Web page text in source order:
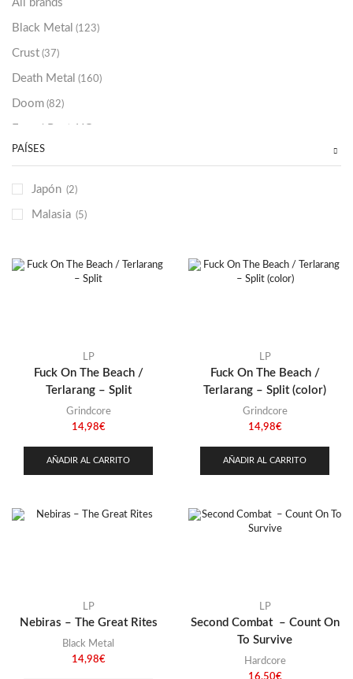
All brands
Black Metal (123)
Crust (37)
Death Metal (160)
Doom (82)
Grindcore
PAÍSES
Japón (2)
Malasia (5)
LP
Fuck On The Beach /
Terlarang – Split
Grindcore
14,98€
AÑADIR AL CARRITO
LP
Fuck On The Beach /
Terlarang – Split (color)
Grindcore
14,98€
AÑADIR AL CARRITO
LP
Nebiras – The Great Rites
Black Metal
14,98€
LP
Second Combat – Count On
To Survive
Hardcore